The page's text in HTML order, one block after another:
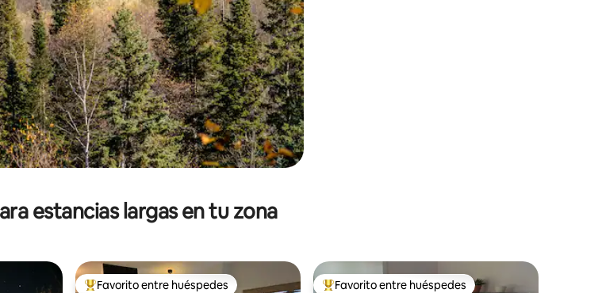
estancias largas en tu zona
Favorito entre huéspedes Favorito entre huéspedes